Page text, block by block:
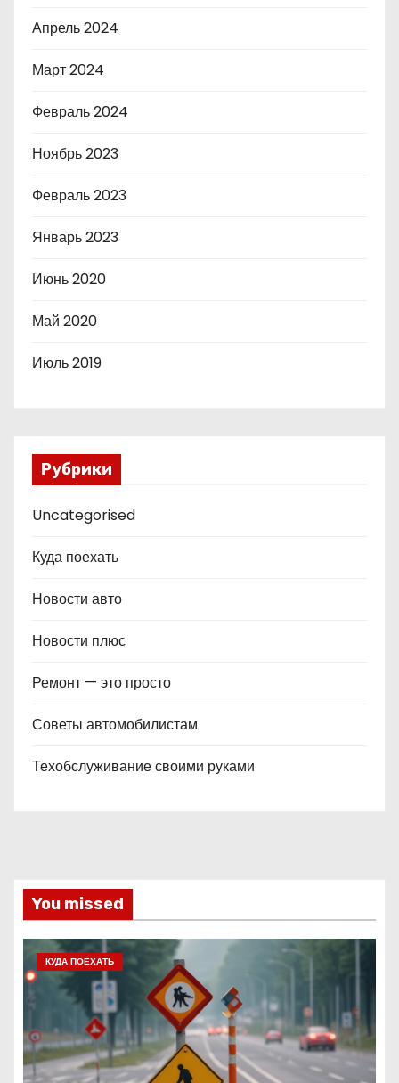
Апрель 2024
Март 2024
Февраль 2024
Ноябрь 2023
Февраль 2023
Январь 2023
Июнь 2020
Май 2020
Июль 2019
Рубрики
Uncategorised
Куда поехать
Новости авто
Новости плюс
Ремонт — это просто
Советы автомобилистам
Техобслуживание своими руками
You missed
КУДА ПОЕХАТЬ